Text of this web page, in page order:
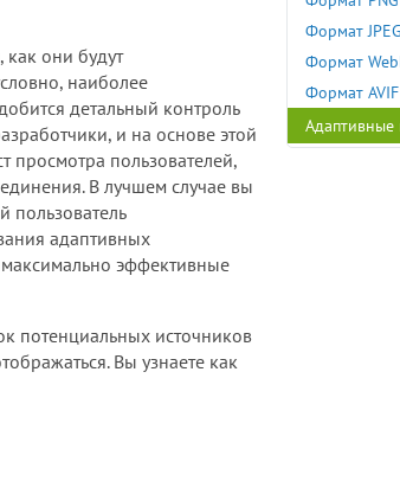
они будут
наиболее
детальный контроль
и на основе этой
просмотра пользователей,
В лучшем случае вы
пользователь
адаптивных
эффективные
потенциальных источников
Вы узнаете как
Формат JPEG
Формат
Формат AVIF